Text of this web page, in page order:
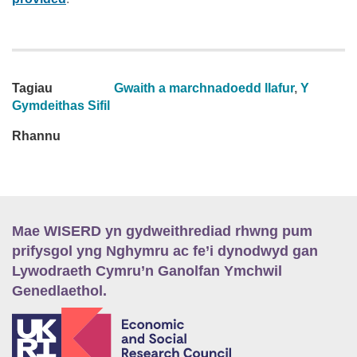
Tagiau Gwaith a marchnadoedd llafur, Y
Gymdeithas Sifil
Rhannu
Mae WISERD yn gydweithrediad rhwng pum
prifysgol yng Nghymru ac fe’i dynodwyd gan
Lywodraeth Cymru’n Ganolfan Ymchwil
Genedlaethol.